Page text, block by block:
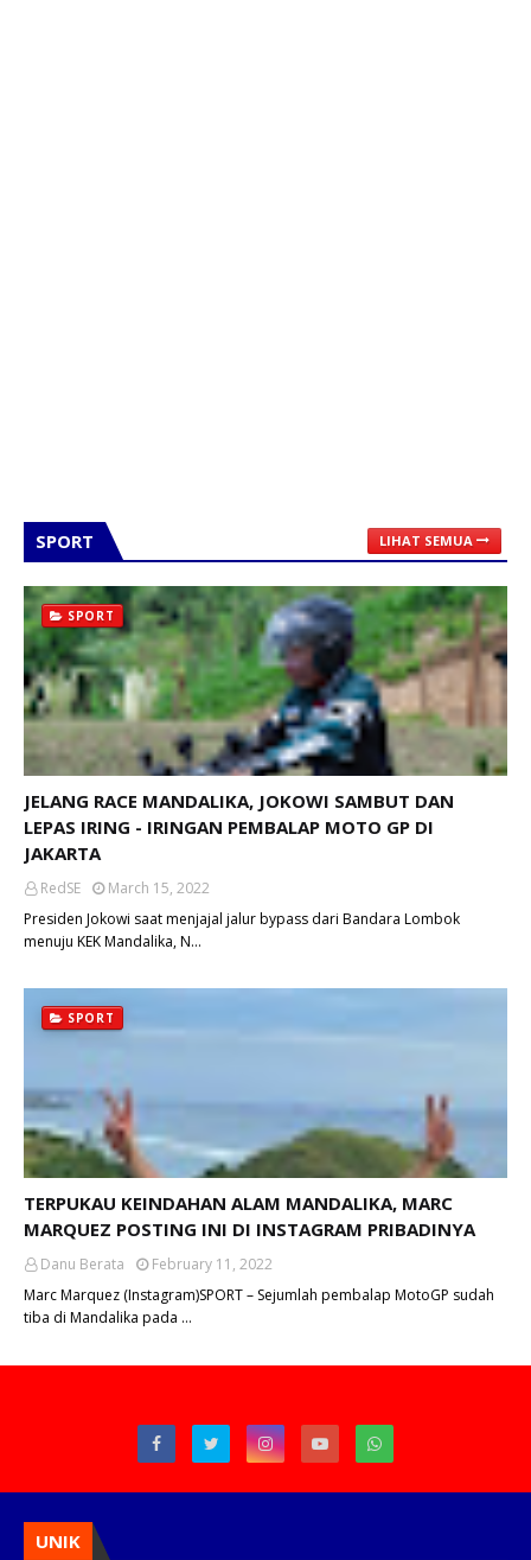
SPORT LIHAT SEMUA
SPORT
JELANG RACE MANDALIKA, JOKOWI SAMBUT DAN
LEPAS IRING - IRINGAN PEMBALAP MOTO GP DI
JAKARTA
RedSE
March 15, 2022
Presiden Jokowi saat menjajal jalur bypass dari Bandara Lombok
menuju KEK Mandalika, N…
SPORT
TERPUKAU KEINDAHAN ALAM MANDALIKA, MARC
MARQUEZ POSTING INI DI INSTAGRAM PRIBADINYA
Danu Berata
February 11, 2022
Marc Marquez (Instagram)SPORT – Sejumlah pembalap MotoGP sudah
tiba di Mandalika pada …
UNIK